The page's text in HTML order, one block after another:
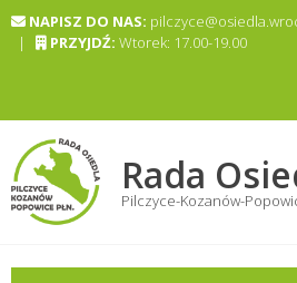
Skip NAPISZ DO NAS:
|
PRZYJDŹ: Wtorek: 17.00-19.00
Rada
Pilczyce-Kozanów-